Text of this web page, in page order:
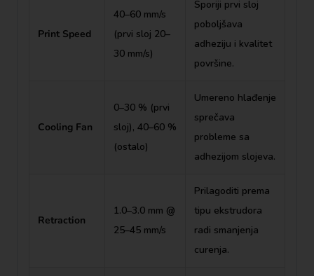
Print Speed
40–60 mm/s
(prvi sloj 20–
30 mm/s)
Sporiji prvi sloj
poboljšava
adheziju i kvalitet
površine.
Cooling Fan
0–30 % (prvi
sloj), 40–60 %
(ostalo)
Umereno hlađenje
sprečava
probleme sa
adhezijom slojeva.
Retraction
1.0–3.0 mm @
25–45 mm/s
Prilagoditi prema
tipu ekstrudora
radi smanjenja
curenja.